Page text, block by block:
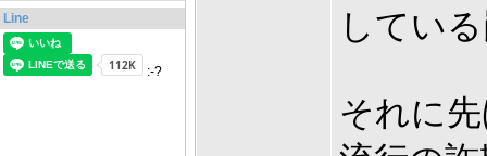
Line
:-?
してい
それに